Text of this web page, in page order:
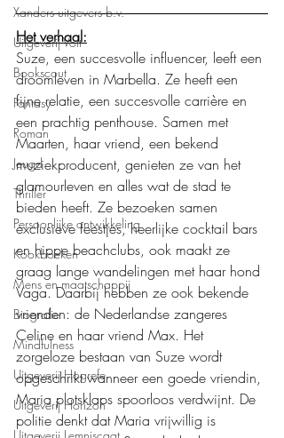
Xanders uitgevers b.v.
Uitgeverij Volt
Bookscout
Fantasy
Roman
Jeugd
Thriller
Persoonlijke ontwikkeling
Kookboeken
Mens en maatschappij
Biografie
Mindfulness
Uitgeverij Hogrefe
Uitgeverij Horizon
Het verhaal:
Suze, een succesvolle influencer, leeft een
droomleven in Marbella. Ze heeft een
fijne relatie, een succesvolle carrière en
een prachtig penthouse. Samen met
Maarten, haar vriend, een bekend
muziekproducent, genieten ze van het
glamourleven en alles wat de stad te
bieden heeft. Ze bezoeken samen
exclusieve feestjes, heerlijke cocktail bars
en hippe beachclubs, ook maakt ze
graag lange wandelingen met haar hond
Vaga. Daarbij hebben ze ook bekende
vrienden: de Nederlandse zangeres
Celine en haar vriend Max. Het
zorgeloze bestaan van Suze wordt
opgeschrikt wanneer een goede vriendin,
Maria plotsklaps spoorloos verdwijnt. De
politie denkt dat Maria vrijwillig is